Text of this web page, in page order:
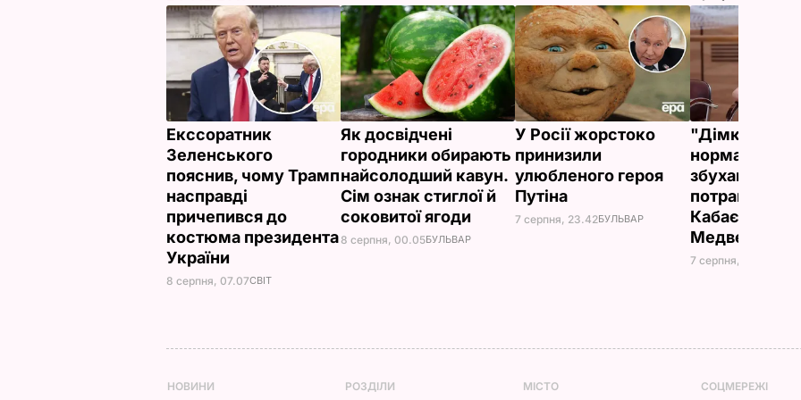
Екссоратник
Зеленського
пояснив, чому Трамп
насправді
причепився до
костюма президента
України
8 серпня, 07.07СВІТ
Як досвідчені
городники обирають
найсолодший кавун.
Сім ознак стиглої й
соковитої ягоди
8 серпня, 00.05БУЛЬВАР
У Росії жорстоко
принизили
улюбленого героя
Путіна
7 серпня, 23.42БУЛЬВАР
"Дімка був
нормальний,
збухався". У
потрапили
Кабаєвої з
Медведєвим
7 серпня, 20.39
НОВИНИ РОЗДІЛИ МІСТО СОЦМЕРЕЖІ